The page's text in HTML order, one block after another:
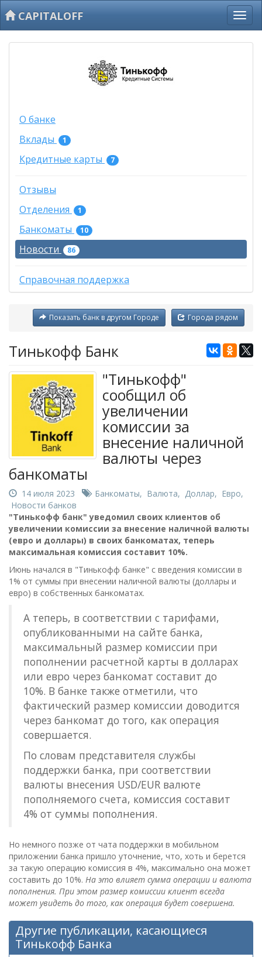
CAPITALOFF
О банке
Вклады
1
Кредитные карты 7
Отзывы
Отделения
1
Банкоматы 10
Новости 86
Справочная поддержка
Города рядом
Показать банк в другом Городе
Тинькофф Банк
"Тинькофф"
сообщил об
увеличении
комиссии за
внесение наличной
валюты через
банкоматы
14 июля 2023 Банкоматы, Валюта, Доллар, Евро,
Новости банков
"Тинькофф банк" уведомил своих клиентов об
увеличении комиссии за внесение наличной валюты
(евро и доллары) в своих банкоматах, теперь
максимальная комиссия составит 10%.
Июнь начался в "Тинькофф банке" с введения комиссии в
1% от суммы при внесении наличной валюты (доллары и
евро) в собственных банкоматах.
А теперь, в соответствии с тарифами,
опубликованными на сайте банка,
максимальный размер комиссии при
пополнении расчетной карты в долларах
или евро через банкомат составит до
10%. В банке также отметили, что
фактический размер комиссии доводится
через банкомат до того, как операция
совершается.
По словам представителя службы
поддержки банка, при соответствии
валюты внесения USD/EUR валюте
пополняемого счета, комиссия составит
4% от суммы пополнения.
Но немного позже от чата поддержки в мобильном
приложении банка пришло уточнение, что, хоть и берется
за такую операцию комиссия в 4%, максимально она может
составить до 10%. На это влияет сумма операции и валюта
пополнения. При этом размер комиссии клиент всегда
может увидеть до того, как операция будет совершена.
Другие публикации, касающиеся
Тинькофф Банка